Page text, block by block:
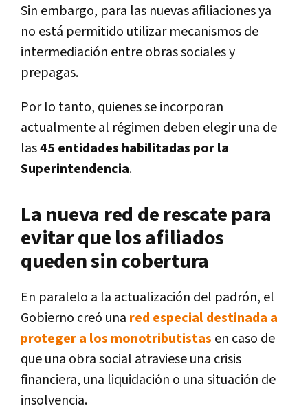
Sin embargo, para las nuevas afiliaciones ya
no está permitido utilizar mecanismos de
intermediación entre obras sociales y
prepagas.
Por lo tanto, quienes se incorporan
actualmente al régimen deben elegir una de
las45 entidades habilitadas por la
Superintendencia.
La nueva red de rescate para
evitar que los afiliados
queden sin cobertura
En paralelo a la actualización del padrón, el
Gobierno creó una red especial destinada a
proteger a los monotributistas en caso de
que una obra social atraviese una crisis
financiera, una liquidación o una situación de
insolvencia.